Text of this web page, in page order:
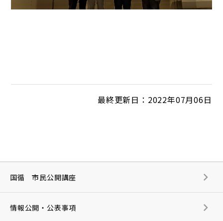
最終更新日：2022年07月06日
国循 市民公開講座
情報公開・公表事項